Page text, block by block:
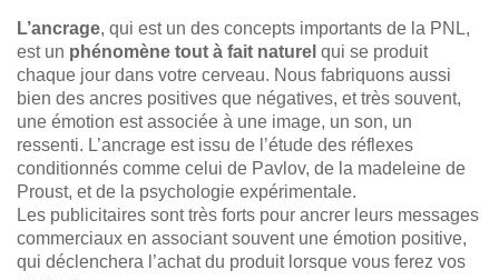
L’ancrage, qui est un des concepts importants de la PNL,
est un phénomène tout à fait naturel qui se produit
chaque jour dans votre cerveau. Nous fabriquons aussi
bien des ancres positives que négatives, et très souvent,
une émotion est associée à une image, un son, un
ressenti. L’ancrage est issu de l’étude des réflexes
conditionnés comme celui de Pavlov, de la madeleine de
Proust, et de la psychologie expérimentale.
Les publicitaires sont très forts pour ancrer leurs messages
commerciaux en associant souvent une émotion positive,
qui déclenchera l’achat du produit lorsque vous ferez vos